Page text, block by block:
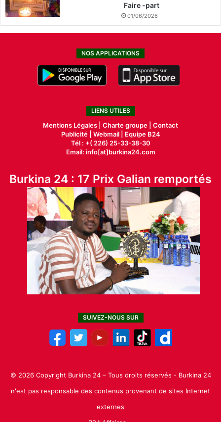
Faire -part
01/06/2026
NOS APPLICATIONS
LIENS UTILES
Mentions Légales | Charte groupe | Contact
Publicité| Webmail |
Equipe B24
Tél : +( 226) 25-33-38-30
Email: info[at]burkina24.com
Burkina 24 : 17 Prix Galian remportés
SUIVEZ-NOUS SUR
© 2026 Copyright Burkina 24 – Tous droits réservés - Burkina 24
n'est pas responsable des contenus provenant de sites Internet
externes